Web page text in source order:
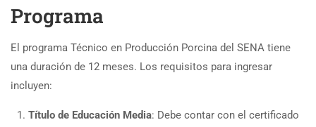
Programa
El programa Técnico en Producción Porcina del SENA tiene
una duración de 12 meses. Los requisitos para ingresar
incluyen:
Título de Educación Media: Debe contar con el certificado